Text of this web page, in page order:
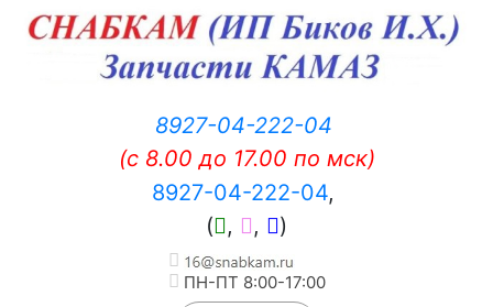
8927-04-222-04
(c 8.00 до 17.00 по мск)
8927-04-222-04,
(
, , )
ПН-ПТ 8:00-17:00